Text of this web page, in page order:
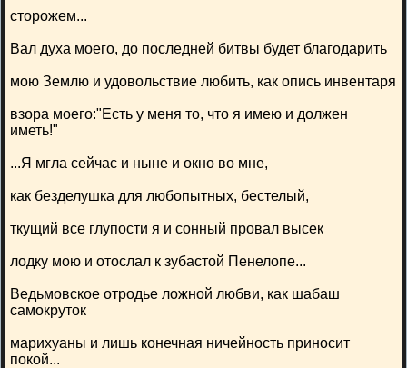
сторожем...
Вал духа моего, до последней битвы будет благодарить
мою Землю и удовольствие любить, как опись инвентаря
взора моего:"Есть у меня то, что я имею и должен
иметь!"
...Я мгла сейчас и ныне и окно во мне,
как безделушка для любопытных, бестелый,
ткущий все глупости я и сонный провал высек
лодку мою и отослал к зубастой Пенелопе...
Ведьмовское отродье ложной любви, как шабаш
самокруток
марихуаны и лишь конечная ничейность приносит
покой...